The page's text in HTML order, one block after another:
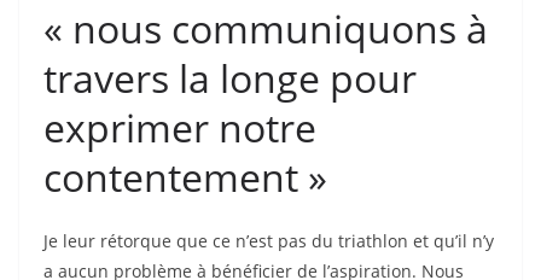
« nous communiquons à
travers la longe pour
exprimer notre
contentement »
Je leur rétorque que ce n’est pas du triathlon et qu’il n’y
a aucun problème à bénéficier de l’aspiration. Nous